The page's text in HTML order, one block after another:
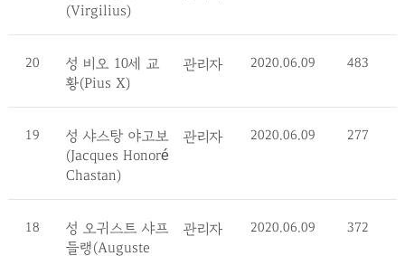
(Virgilius)
20
성 비오 10세 교
황(Pius X)
관리자 2020.06.09 483
19
성 샤스탕 야고보
(Jacques Honoré
Chastan)
관리자 2020.06.09 277
18
성 오귀스트 샤프
들랭(Auguste
관리자 2020.06.09 372